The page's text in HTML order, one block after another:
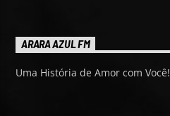
ARARA AZUL FM
Uma História de Amor com Você!